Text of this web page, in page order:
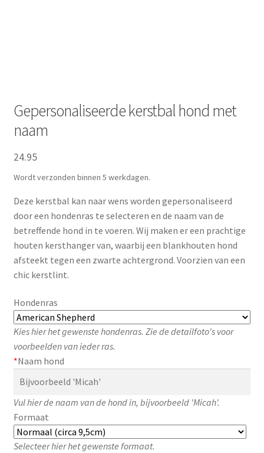
naar:
Zoeken
Gepersonaliseerde kerstbal hond met
naam
24.95
Wordt verzonden binnen 5 werkdagen.
Deze kerstbal kan naar wens worden gepersonaliseerd
door een hondenras te selecteren en de naam van de
betreffende hond in te voeren. Wij maken er een prachtige
houten kersthanger van, waarbij een blankhouten hond
afsteekt tegen een zwarte achtergrond. Voorzien van een
chic kerstlint.
Hondenras
Kies hier het gewenste hondenras. Zie de detailfoto's voor
voorbeelden van ieder ras.
*Naam hond
Vul hier de naam van de hond in, bijvoorbeeld 'Micah'.
Formaat
Selecteer hier het gewenste formaat.